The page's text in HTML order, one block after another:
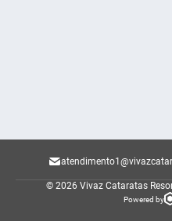
© 2026 Vivaz Cataratas
Powered by